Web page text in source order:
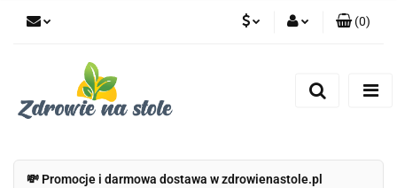
(0)
💸 Promocje i darmowa dostawa w zdrowienastole.pl